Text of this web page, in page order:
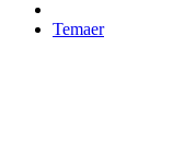
Temaer